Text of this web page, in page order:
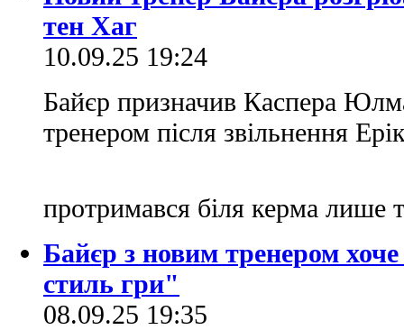
тен Хаг
10.09.25 19:24
Байєр призначив Каспера
тренером після звільнення
протримався біля керма лише
Байєр з новим тренером
стиль гри"
08.09.25 19:35